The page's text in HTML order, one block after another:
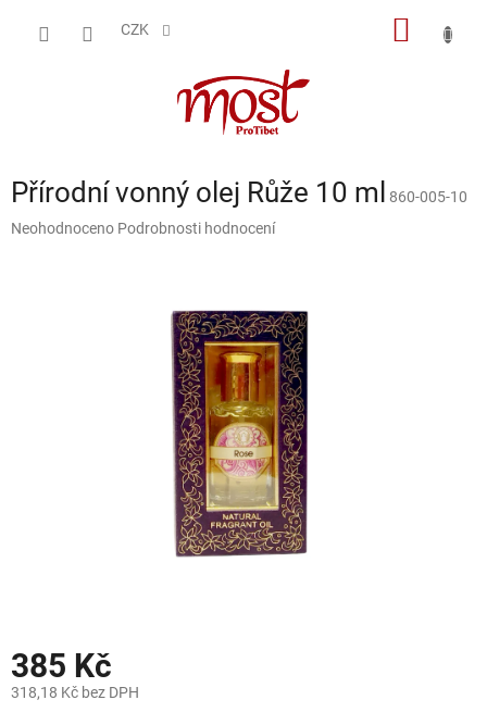
CZK
Přírodní vonný olej Růže 10 ml
860-005-10
Průměrné
Neohodnoceno Podrobnosti hodnocení
385 Kč
318,18 Kč bez DPH